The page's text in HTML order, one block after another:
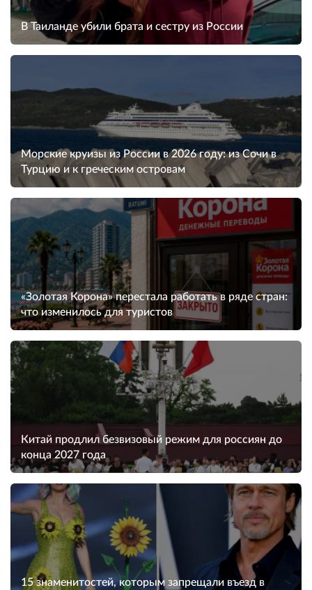
В Таиланде убили брата и сестру из России
Морские круизы из России в 2026 году: из Сочи в
Турцию и к греческим островам
«Золотая Корона» перестала работать в ряде стран:
что изменилось для туристов
Китай продлил безвизовый режим для россиян до
конца 2027 года
15 знаменитостей, которым запрещали въезд в